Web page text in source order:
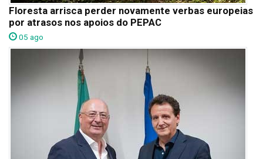
Floresta arrisca perder novamente verbas europeias
por atrasos nos apoios do PEPAC
05 ago